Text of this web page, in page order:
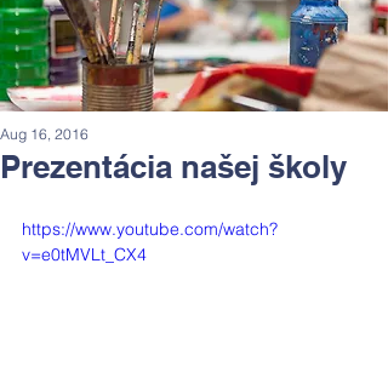
Prezentácia našej školy
Aug 16, 2016
https://www.youtube.com/watch?
v=e0tMVLt_CX4